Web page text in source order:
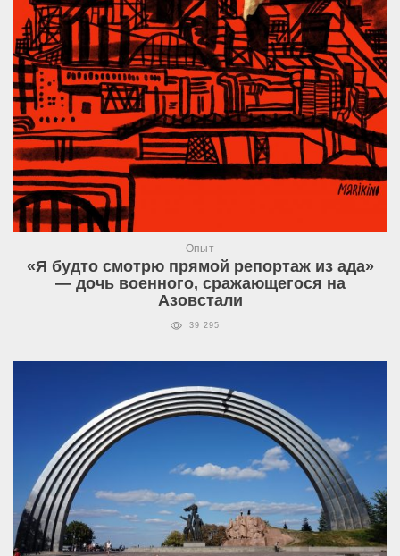
Опыт
«Я будто смотрю прямой репортаж из ада»
— дочь военного, сражающегося на
Азовстали
39 295